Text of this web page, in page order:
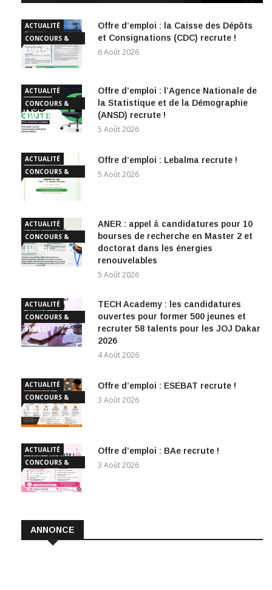
ACTUALITÉ
CONCOURS &
EMPLOI
Offre d’emploi : la Caisse des Dépôts
et Consignations (CDC) recrute !
6 Août 2026
ACTUALITÉ
CONCOURS &
EMPLOI
Offre d’emploi : l’Agence Nationale de
la Statistique et de la Démographie
(ANSD) recrute !
5 Août 2026
ACTUALITÉ
CONCOURS &
EMPLOI
Offre d’emploi : Lebalma recrute !
5 Août 2026
ACTUALITÉ
CONCOURS &
EMPLOI
ANER : appel à candidatures pour 10
bourses de recherche en Master 2 et
doctorat dans les énergies
renouvelables
5 Août 2026
ACTUALITÉ
CONCOURS &
EMPLOI
TECH Academy : les candidatures
ouvertes pour former 500 jeunes et
recruter 58 talents pour les JOJ Dakar
2026
4 Août 2026
ACTUALITÉ
CONCOURS &
EMPLOI
Offre d’emploi : ESEBAT recrute !
3 Août 2026
ACTUALITÉ
CONCOURS &
EMPLOI
Offre d’emploi : BAe recrute !
3 Août 2026
ANNONCE